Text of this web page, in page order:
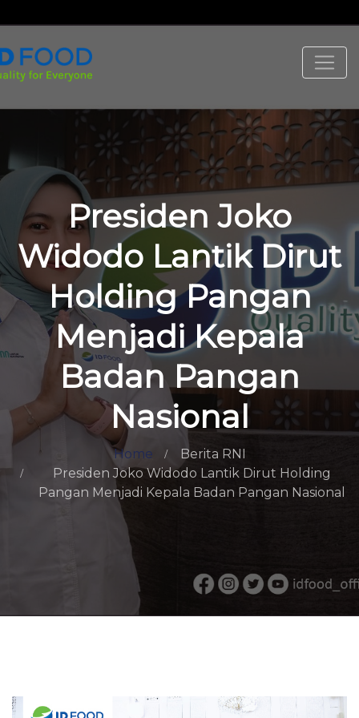
Presiden Joko
Widodo Lantik Dirut
Holding Pangan
Menjadi Kepala
Badan Pangan
Nasional
Home
Berita RNI
Presiden Joko Widodo Lantik Dirut Holding
Pangan Menjadi Kepala Badan Pangan Nasional